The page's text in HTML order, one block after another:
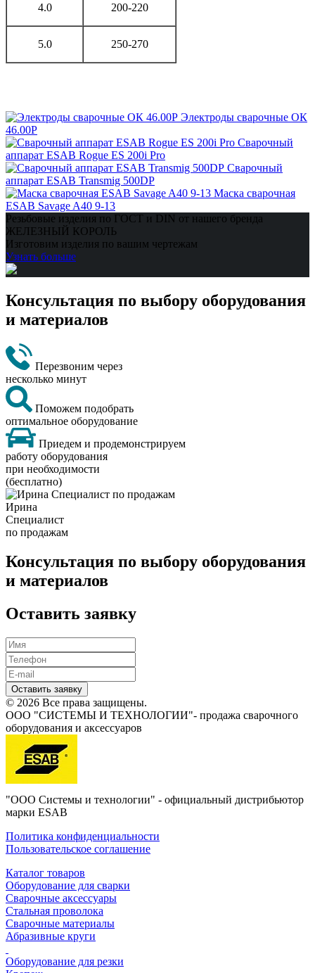
4.0 200-220
5.0 250-270
Электроды сварочные ОК
46.00Р
Сварочный
аппарат ESAB Rogue ES 200i Pro
Сварочный
аппарат ESAB Transmig 500DP
Маска сварочная
ESAB Savage A40 9-13
Резьбовые изделия по ГОСТ и DIN от нашего бренда
ЖЕЛЕЗНЫЙ КОРОЛЬ
Изготовим изделия по вашим чертежам
Узнать больше
Консультация по выбору оборудования
и материалов
Перезвоним через
несколько минут
Поможем подобрать
оптимальное оборудование
Приедем и продемонстрируем
работу оборудования
при необходимости
(бесплатно)
Ирина
Специалист
по продажам
Консультация по выбору оборудования
и материалов
Оставить заявку
Оставить заявку
© 2026 Все права защищены.
ООО "СИСТЕМЫ И ТЕХНОЛОГИИ"- продажа сварочного
оборудования и аксессуаров
"ООО Системы и технологии" - официальный дистрибьютор
марки ESAB
Политика конфиденциальности
Пользовательское соглашение
Каталог товаров
Оборудование для сварки
Сварочные аксессуары
Стальная проволока
Сварочные материалы
Абразивные круги
Оборудование для резки